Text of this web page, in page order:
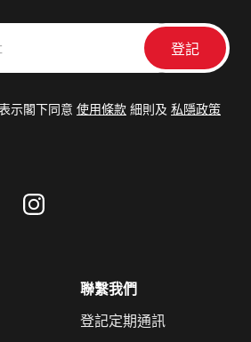
示閣下同意 使用條款 細則及 私隱政策
聯繫我們
登記定期通訊